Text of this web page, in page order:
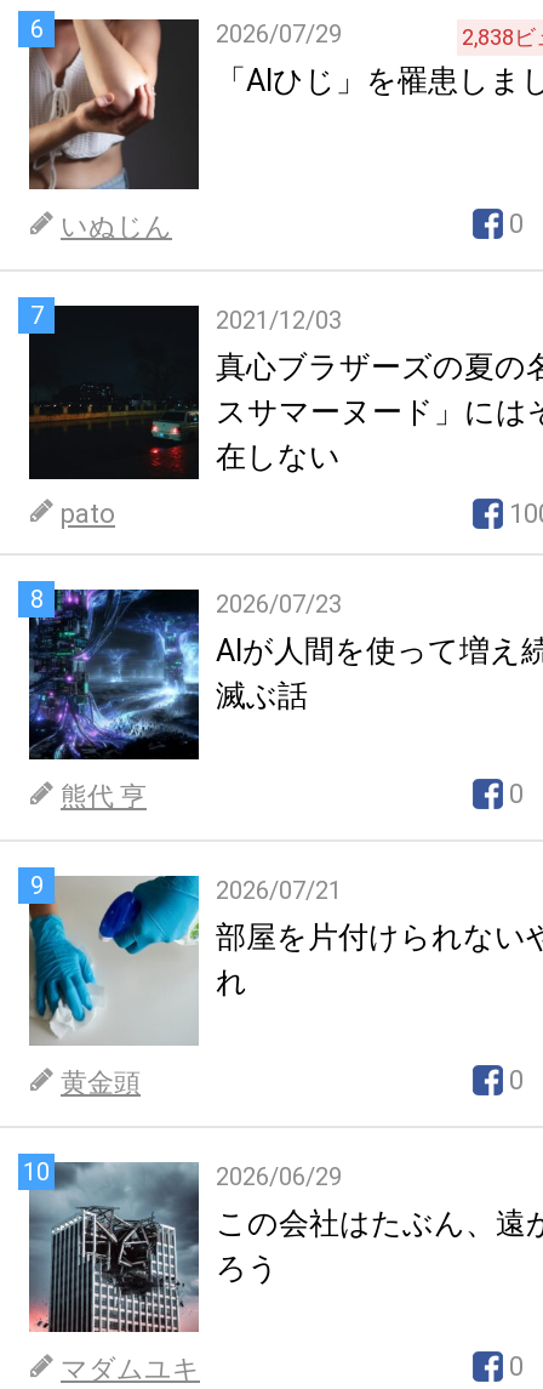
6 2026/07/29 2,838ビ
「AIひじ」を罹患しま
いぬじん 0
7 2021/12/03
真心ブラザーズの夏の
スサマーヌード」には
在しない
pato
8 2026/07/23
AIが人間を使って増え
滅ぶ話
熊代 亨 0
9 2026/07/21
部屋を片付けられない
れ
黄金頭 0
10 2026/06/29
この会社はたぶん、遠
ろう
マダムユキ 0